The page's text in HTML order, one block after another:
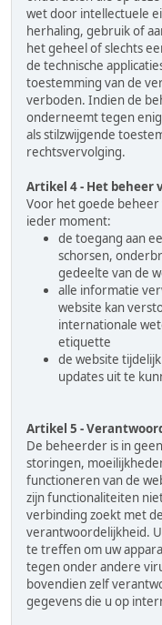
wet door intellectuele
herhaling, gebruik of
het geheel of slechts
de technische
toestemming van de
verboden. Indien de
onderneemt tegen
als stilzwijgende
rechtsvervolging.
Artikel 4 - Het beheer
Voor het goede
ieder moment:
de toegang aan
schorsen,
gedeelte van de
alle informatie
website kan
internationale
etiquette
de website
updates uit te
Artikel 5 -
De beheerder is in
storingen,
functioneren van de
zijn functionaliteiten
verbinding zoekt met
verantwoordelijkheid.
te treffen om uw
tegen onder andere
bovendien zelf
gegevens die u op